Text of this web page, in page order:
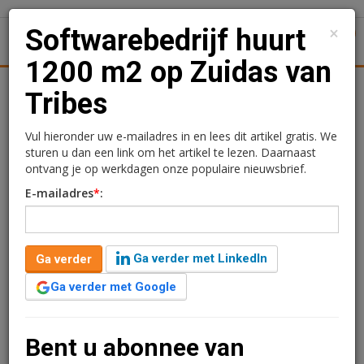
Juridisch | Fiscaal Transacties
Softwarebedrijf huurt
1200 m2 op Zuidas van
Tribes
Redactie
2 februari 2023 om 10:57
4 jaar geleden aangepast
1 minuut leestijd
De flexibele kantorenaanbieder Tribes heeft een
een internationaal softwarebedrijf meer dan de
×
Softwarebedrijf huurt
1200 m2 op Zuidas van
Tribes
Vul hieronder uw e-mailadres in en lees dit artikel gratis. We
sturen u dan een link om het artikel te lezen. Daarnaast
ontvang je op werkdagen onze populaire nieuwsbrief.
E-mailadres*:
Ga verder
Ga verder met LinkedIn
Ga verder met Google
Bent u abonnee van